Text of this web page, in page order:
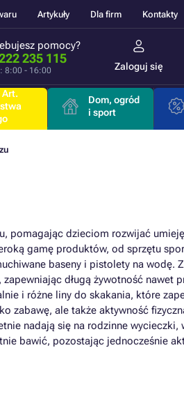
Artykuły Dla firm Kontakty
pomocy?
235 115
8:00 - 16:00 Zaloguj się
Art.
Dom, ogród
i sport
pomagając dzieciom rozwijać
gamę produktów, od sprzętu
baseny i pistolety na wodę.
długą żywotność nawet
i różne liny do skakania, które
zabawę, ale także aktywność
nadają się na rodzinne wycieczki,
bawić, pozostając jednocześnie